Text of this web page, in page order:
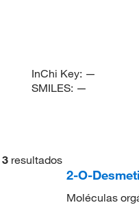
InChi Key: —
SMILES: —
3 resultados
2-O-
Moléculas